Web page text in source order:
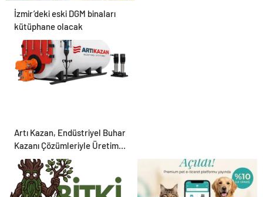
İzmir’deki eski DGM binaları
kütüphane olacak
Artı Kazan, Endüstriyel Buhar
Kazanı Çözümleriyle Üretim
Tesislerine Verimli Sistemler
Sunuyor